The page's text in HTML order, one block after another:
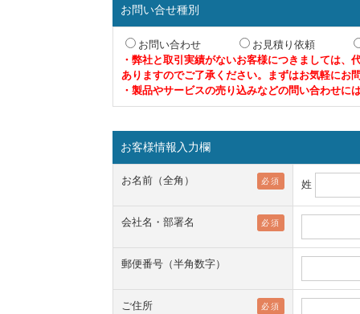
お問い合せ種別
お問い合わせ
お見積り依頼
・弊社と取引実績がないお客様につきましては
ありますのでご了承ください。まずはお気軽にお
・製品やサービスの売り込みなどの問い合わせに
お客様情報入力欄
お名前（全角） 必須 姓
会社名・部署名 必須
郵便番号（半角数字）
ご住所 必須